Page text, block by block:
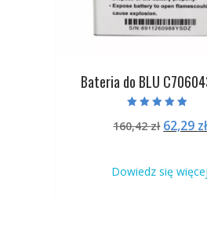
Bateria do BLU
5.00
na 5
160,42zł
160,42
62,29 zł
Dowiedz się więcej